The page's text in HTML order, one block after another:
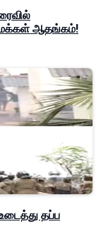
மக்கள் ஆதங்கம்!
தப்ப